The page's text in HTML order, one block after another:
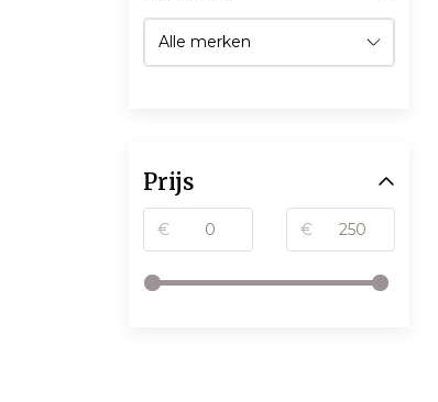
Prijs
€ €